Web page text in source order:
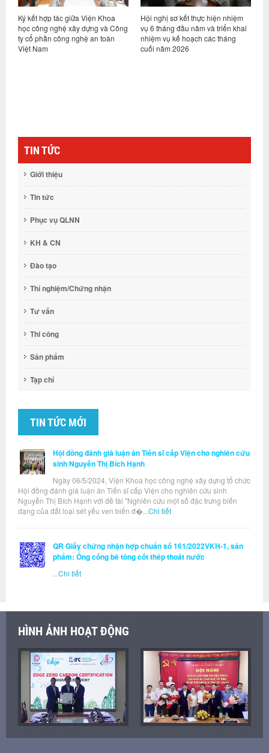
Ký kết hợp tác giữa Viện Khoa
học công nghệ xây dựng và Công
ty cổ phần công nghệ an toàn
Việt Nam
Hội nghị sơ kết thực hiện nhiệm
vụ 6 tháng đầu năm và triển khai
nhiệm vụ kế hoạch các tháng
cuối năm 2026
TIN TỨC
Giới thiệu
Tin tức
Phục vụ QLNN
KH & CN
Đào tạo
Thí nghiệm/Chứng nhận
Tư vấn
Thi công
Sản phẩm
Tạp chí
TIN TỨC MỚI
Hội đồng đánh giá luận án Tiến sĩ cấp Viện cho nghiên cứu
sinh Nguyễn Thị Bích Hạnh
Ngày 06/5/2024, Viện Khoa học công nghệ xây dựng tổ chức
Hội đồng đánh giá luận án Tiến sĩ cấp Viện cho nghiên cứu sinh
Nguyễn Thị Bích Hạnh với đề tài "Nghiên cứu một số đặc trưng biến
dạng của đất loại sét yếu ven biển đ�... Chi tiết
QR Giấy chứng nhận hợp chuẩn số 161/2022VKH-1, sản
phẩm: Ống cống bê tông cốt thép thoát nước
Chi tiết
HÌNH ẢNH HOẠT ĐỘNG